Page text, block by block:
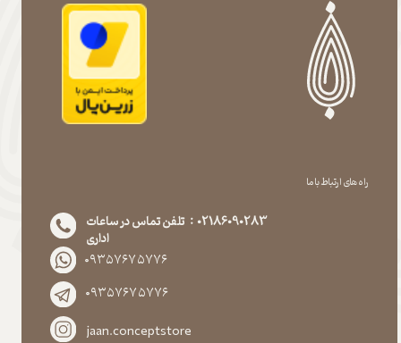
راه های ارتباط با ما
02186090283 : تلفن تماس در ساعات
اداری
۰۹۳۵۷۶۷۵۷۷۶
۰۹۳۵۷۶۷۵۷۷۶
jaan.conceptstore